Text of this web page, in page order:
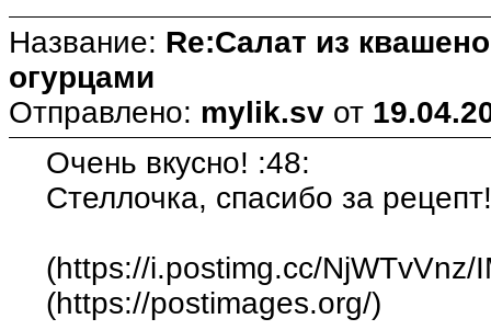
Название: Re:Салат из
огурцами
Отправлено: mylik.sv от
Очень вкусно! :48:
Стеллочка, спасибо за
(https://i.postimg.cc/NjWTvVnz/
(https://postimages.org/)